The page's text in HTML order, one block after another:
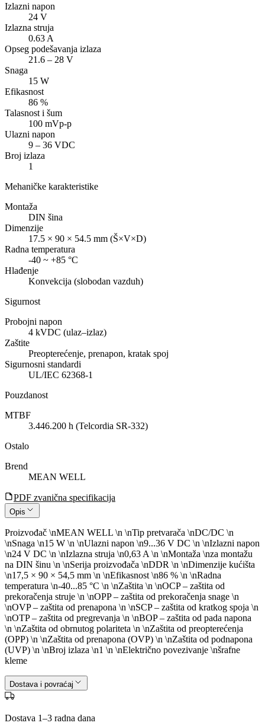
Izlazni napon
24 V
Izlazna struja
0.63 A
Opseg podešavanja izlaza
21.6 – 28 V
Snaga
15 W
Efikasnost
86 %
Talasnost i šum
100 mVp-p
Ulazni napon
9 – 36 VDC
Broj izlaza
1
Mehaničke karakteristike
Montaža
DIN šina
Dimenzije
17.5 × 90 × 54.5 mm (Š×V×D)
Radna temperatura
-40 ~ +85 °C
Hlađenje
Konvekcija (slobodan vazduh)
Sigurnost
Probojni napon
4 kVDC (ulaz–izlaz)
Zaštite
Preopterećenje, prenapon, kratak spoj
Sigurnosni standardi
UL/IEC 62368-1
Pouzdanost
MTBF
3.446.200 h (Telcordia SR-332)
Ostalo
Brend
MEAN WELL
PDF zvanična specifikacija
Opis
Proizvođač \nMEAN WELL \n \nTip pretvarača \nDC/DC \n
\nSnaga \n15 W \n \nUlazni napon \n9...36 V DC \n \nIzlazni napon
\n24 V DC \n \nIzlazna struja \n0,63 A \n \nMontaža \nza montažu
na DIN šinu \n \nSerija proizvođača \nDDR \n \nDimenzije kućišta
\n17,5 × 90 × 54,5 mm \n \nEfikasnost \n86 % \n \nRadna
temperatura \n-40...85 °C \n \nZaštita \n \nOCP – zaštita od
prekoračenja struje \n \nOPP – zaštita od prekoračenja snage \n
\nOVP – zaštita od prenapona \n \nSCP – zaštita od kratkog spoja \n
\nOTP – zaštita od pregrevanja \n \nBOP – zaštita od pada napona
\n \nZaštita od obrnutog polariteta \n \nZaštita od preopterećenja
(OPP) \n \nZaštita od prenapona (OVP) \n \nZaštita od podnapona
(UVP) \n \nBroj izlaza \n1 \n \nElektrično povezivanje \nšrafne
kleme
Dostava i povraćaj
Dostava 1–3 radna dana